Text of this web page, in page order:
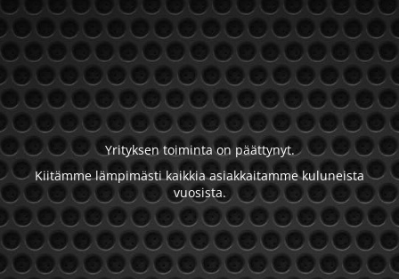
Yrityksen toiminta on päättynyt.
Kiitämme lämpimästi kaikkia asiakkaitamme kuluneista
vuosista.